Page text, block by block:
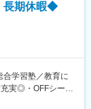
りに最適な学習環
応
ムの設定・進捗
長期休暇◆
学習塾／教育に
実◎・OFFシーズ